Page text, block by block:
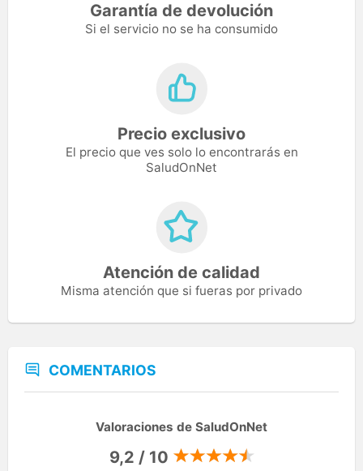
Garantía de devolución
Si el servicio no se ha consumido
Precio exclusivo
El precio que ves solo lo encontrarás en
SaludOnNet
Atención de calidad
Misma atención que si fueras por privado
COMENTARIOS
Valoraciones de SaludOnNet
9,2 / 10